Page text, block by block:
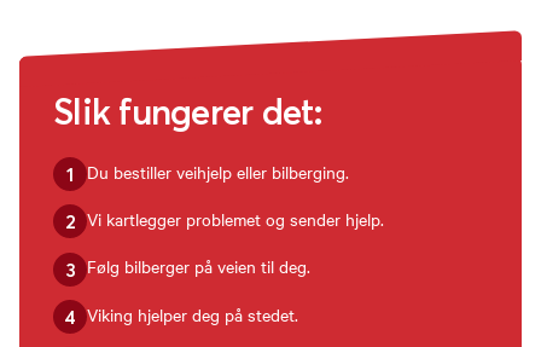
Slik fungerer det:
1 Du bestiller veihjelp eller bilberging.
2 Vi kartlegger problemet og sender hjelp.
3 Følg bilberger på veien til deg.
4 Viking hjelper deg på stedet.